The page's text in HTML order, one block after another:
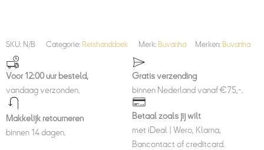
SKU: N/B Categorie: Reishanddoek Merk: Buvanha Merken: Buvanha
Voor 12:00 uur besteld,
vandaag verzonden.
Gratis verzending
binnen Nederland vanaf €75,-.
Makkelijk retourneren
binnen 14 dagen.
Betaal zoals jij wilt
met iDeal | Wero, Klarna,
Bancontact of creditcard.